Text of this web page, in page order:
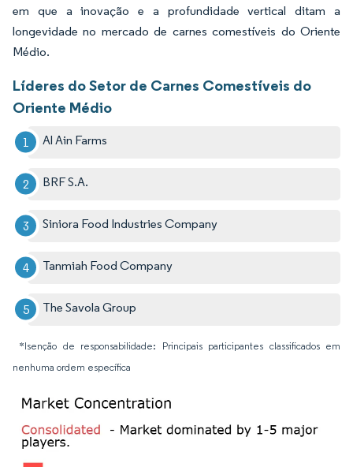
em que a inovação e a profundidade vertical ditam a
longevidade no mercado de carnes comestíveis do Oriente
Médio.
Líderes do Setor de Carnes Comestíveis do
Oriente Médio
Al Ain Farms
BRF S.A.
Siniora Food Industries Company
Tanmiah Food Company
The Savola Group
*Isenção de responsabilidade: Principais participantes classificados em
nenhuma ordem específica